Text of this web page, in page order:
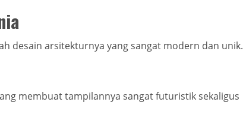
desain arsitekturnya yang sangat modern dan unik.
membuat tampilannya sangat futuristik sekaligus